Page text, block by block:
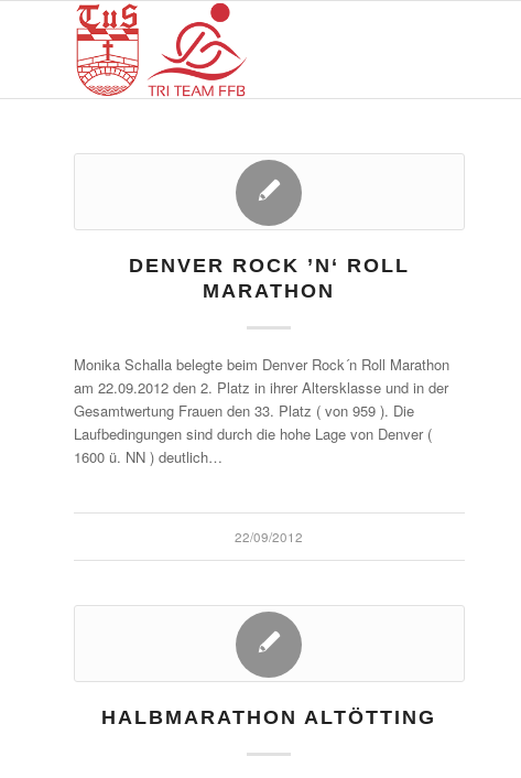
DENVER ROCK ’N‘ ROLL
MARATHON
Monika Schalla belegte beim Denver Rock´n Roll Marathon
am 22.09.2012 den 2. Platz in ihrer Altersklasse und in der
Gesamtwertung Frauen den 33. Platz ( von 959 ). Die
Laufbedingungen sind durch die hohe Lage von Denver (
1600 ü. NN ) deutlich…
22/09/2012
HALBMARATHON ALTÖTTING